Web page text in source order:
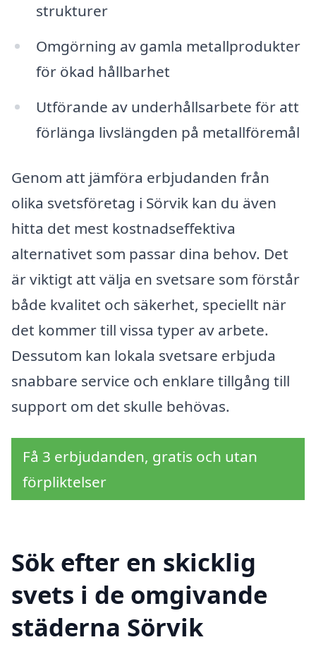
strukturer
Omgörning av gamla metallprodukter
för ökad hållbarhet
Utförande av underhållsarbete för att
förlänga livslängden på metallföremål
Genom att jämföra erbjudanden från
olika svetsföretag i Sörvik kan du även
hitta det mest kostnadseffektiva
alternativet som passar dina behov. Det
är viktigt att välja en svetsare som förstår
både kvalitet och säkerhet, speciellt när
det kommer till vissa typer av arbete.
Dessutom kan lokala svetsare erbjuda
snabbare service och enklare tillgång till
support om det skulle behövas.
Få 3 erbjudanden, gratis och utan
förpliktelser
Sök efter en skicklig
svets i de omgivande
städerna Sörvik